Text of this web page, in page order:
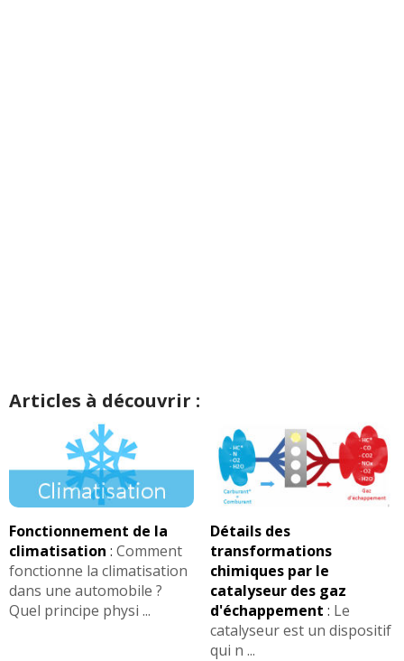
Articles à découvrir :
Fonctionnement de la
climatisation : Comment
fonctionne la climatisation
dans une automobile ?
Quel principe physi ...
Détails des
transformations
chimiques par le
catalyseur des gaz
d'échappement : Le
catalyseur est un dispositif
qui n ...